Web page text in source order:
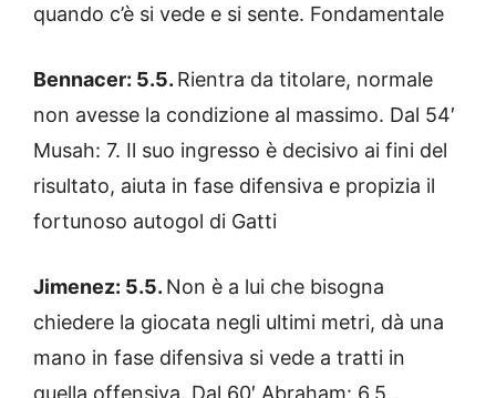
quando c’è si vede e si sente. Fondamentale
Bennacer: 5.5. Rientra da titolare, normale
non avesse la condizione al massimo. Dal 54′
Musah: 7. Il suo ingresso è decisivo ai fini del
risultato, aiuta in fase difensiva e propizia il
fortunoso autogol di Gatti
Jimenez: 5.5. Non è a lui che bisogna
chiedere la giocata negli ultimi metri, dà una
mano in fase difensiva si vede a tratti in
quella offensiva. Dal 60′ Abraham: 6.5.